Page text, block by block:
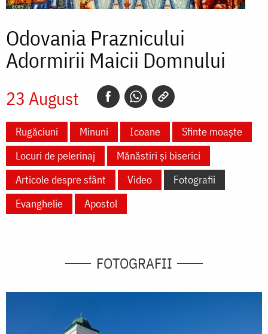
Odovania Praznicului
Adormirii Maicii Domnului
23 August
Rugăciuni Minuni Icoane
Sfinte moaște
Locuri de pelerinaj
Mănăstiri și biserici
Articole despre sfânt
Video
Fotografii
Evanghelie
Apostol
FOTOGRAFII